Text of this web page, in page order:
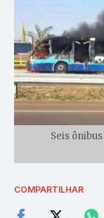
Seis
COMPARTILHAR